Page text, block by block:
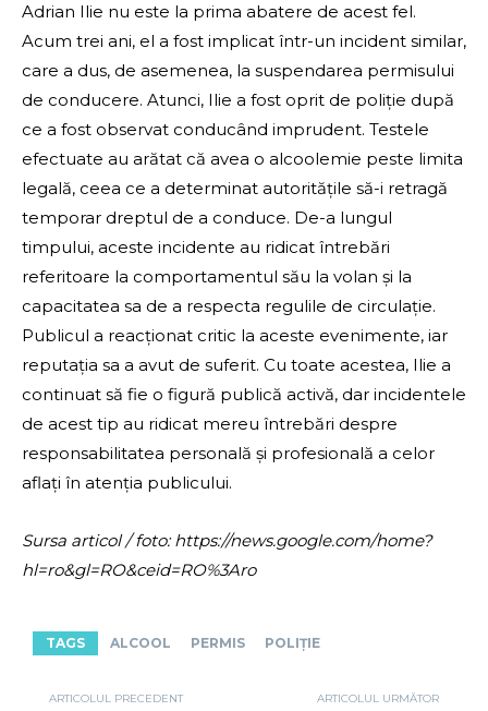
Adrian Ilie nu este la prima abatere de acest fel.
Acum trei ani, el a fost implicat într-un incident similar,
care a dus, de asemenea, la suspendarea permisului
de conducere. Atunci, Ilie a fost oprit de poliție după
ce a fost observat conducând imprudent. Testele
efectuate au arătat că avea o alcoolemie peste limita
legală, ceea ce a determinat autoritățile să-i retragă
temporar dreptul de a conduce. De-a lungul
timpului, aceste incidente au ridicat întrebări
referitoare la comportamentul său la volan și la
capacitatea sa de a respecta regulile de circulație.
Publicul a reacționat critic la aceste evenimente, iar
reputația sa a avut de suferit. Cu toate acestea, Ilie a
continuat să fie o figură publică activă, dar incidentele
de acest tip au ridicat mereu întrebări despre
responsabilitatea personală și profesională a celor
aflați în atenția publicului.
Sursa articol / foto: https://news.google.com/home?
hl=ro&gl=RO&ceid=RO%3Aro
TAGS ALCOOL PERMIS POLIȚIE
ARTICOLUL PRECEDENT ARTICOLUL URMĂTOR